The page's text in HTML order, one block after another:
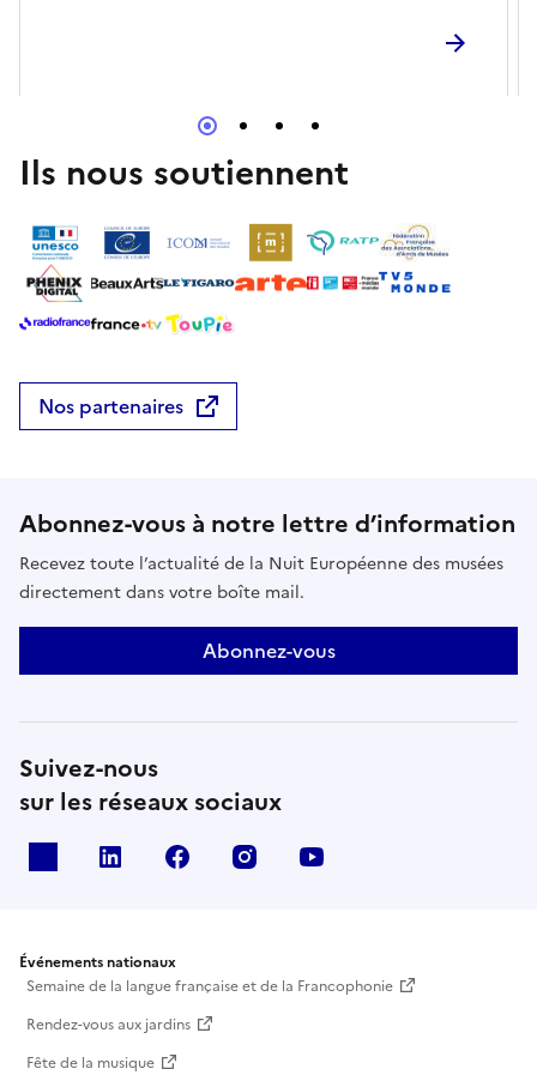
Ils nous soutiennent
Nos partenaires
Abonnez-vous à notre lettre d’information
Recevez toute l’actualité de la Nuit Européenne des musées
directement dans votre boîte mail.
Abonnez-vous
Suivez-nous
sur les réseaux sociaux
Linkedin Facebook Instagram
Événements nationaux
Semaine de la langue française et de la Francophonie
Rendez-vous aux jardins
Fête de la musique